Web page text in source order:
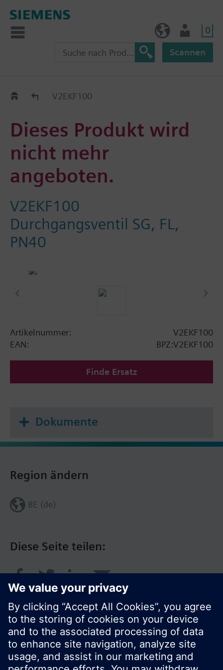
0
Scannen
Austauschhilfe
V2EKF100
Dieses Produkt wird
nicht mehr
angeboten.
V2EKF100
Durchgangsventil SG, FL,
PN40
Artikelnummer:
V2EKF100
EAN:
BPZ:V2EKF100
Finde Ersatz
Dokumente
Diese Seite teilen:
Region ändern
BE (de)